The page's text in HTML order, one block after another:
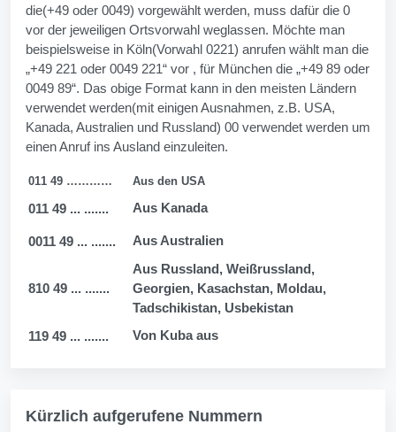
die(+49 oder 0049) vorgewählt werden, muss dafür die 0
vor der jeweiligen Ortsvorwahl weglassen. Möchte man
beispielsweise in Köln(Vorwahl 0221) anrufen wählt man die
„+49 221 oder 0049 221“ vor , für München die „+49 89 oder
0049 89“. Das obige Format kann in den meisten Ländern
verwendet werden(mit einigen Ausnahmen, z.B. USA,
Kanada, Australien und Russland) 00 verwendet werden um
einen Anruf ins Ausland einzuleiten.
011 49 ………… Aus den USA
011 49 ... ....... Aus Kanada
0011 49 ... ....... Aus Australien
810 49 ... .......
Aus Russland, Weißrussland,
Georgien, Kasachstan, Moldau,
Tadschikistan, Usbekistan
119 49 ... .......
Von Kuba aus
Kürzlich aufgerufene Nummern